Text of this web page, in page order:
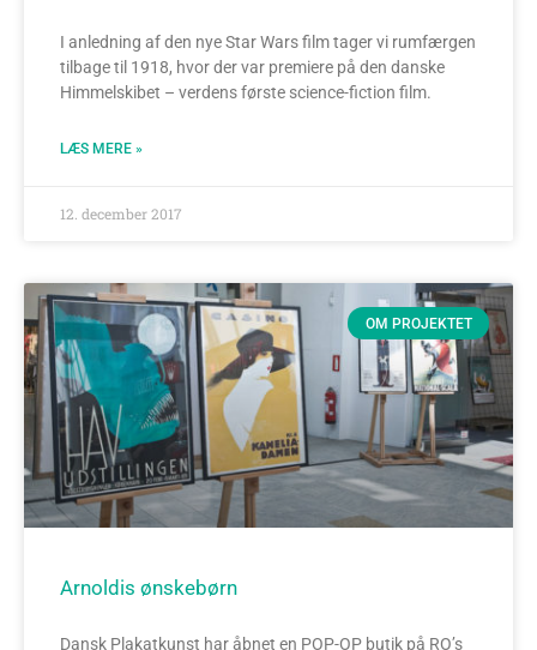
I anledning af den nye Star Wars film tager vi rumfærgen
tilbage til 1918, hvor der var premiere på den danske
Himmelskibet – verdens første science-fiction film.
LÆS MERE »
12. december 2017
OM PROJEKTET
Arnoldis ønskebørn
Dansk Plakatkunst har åbnet en POP-OP butik på RO’s